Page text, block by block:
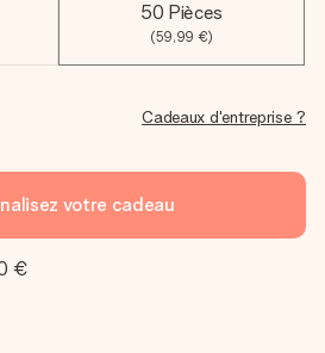
50 Pièces
(59,99 €)
Cadeaux d'entreprise ?
votre cadeau
€